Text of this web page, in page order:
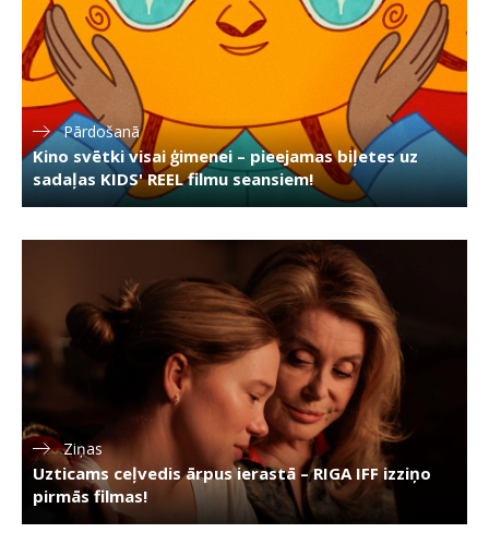
Pārdošanā
Kino svētki visai ģimenei – pieejamas biļetes uz
sadaļas KIDS' REEL filmu seansiem!
Ziņas
Uzticams ceļvedis ārpus ierastā – RIGA IFF izziņo
pirmās filmas!